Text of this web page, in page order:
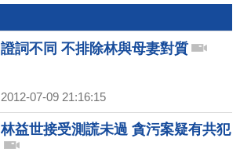
證詞不同 不排除林與母妻對質
2012-07-09 21:16:15
林益世接受測謊未過 貪污案疑有共犯